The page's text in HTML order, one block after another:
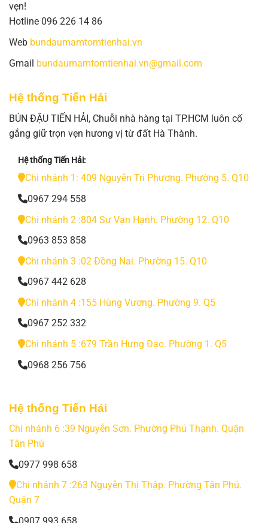
vẹn!
Hotline 096 226 14 86
Web bundaumamtomtienhai.vn
Gmail bundaumamtomtienhai.vn@gmail.com
Hệ thống Tiến Hải
BÚN ĐẬU TIẾN HẢI, Chuỗi nhà hàng tại TP.HCM luôn cố
gắng giữ trọn vẹn hương vị từ đất Hà Thành.
Hệ thống Tiến Hải:
Chi nhánh 1: 409 Nguyễn Tri Phương. Phường 5. Q10
0967 294 558
Chi nhánh 2 :804 Sư Vạn Hạnh. Phường 12. Q10
0963 853 858
Chi nhánh 3 :02 Đồng Nai. Phường 15. Q10
0967 442 628
Chi nhánh 4 :155 Hùng Vương. Phường 9. Q5
0967 252 332
Chi nhánh 5 :679 Trần Hưng Đạo. Phường 1. Q5
0968 256 756
Hệ thống Tiến Hải
Chi nhánh 6 :39 Nguyễn Sơn. Phường Phú Thạnh. Quận
Tân Phú
0977 998 658
Chi nhánh 7 :263 Nguyễn Thị Thập. Phường Tân Phú.
Quận 7